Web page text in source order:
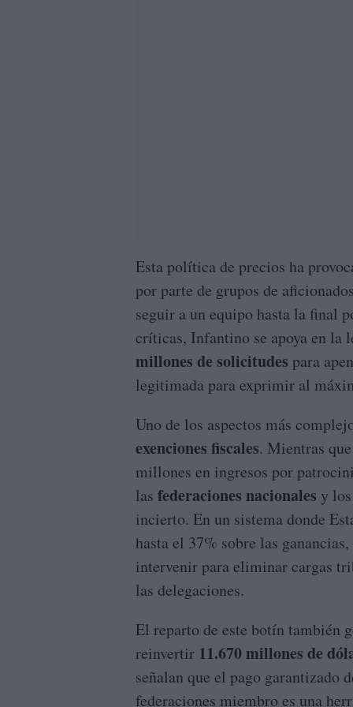
Esta política de precios ha
por parte de grupos de
seguir a un equipo hasta la final
críticas, Infantino se apoya en la
millones de solicitudes para
legitimada para exprimir al
Uno de los aspectos más
exenciones fiscales. Mientras
millones en ingresos por
las federaciones nacionales y
incierto. En un sistema donde
hasta el 37% sobre las
intervenir para eliminar cargas
las delegaciones.
El reparto de este botín también
reinvertir 11.670 millones de
señalan que el pago garantizado
federaciones miembro es una